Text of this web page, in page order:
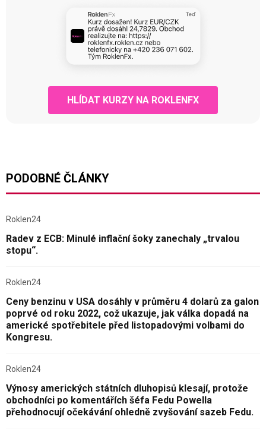
HLÍDAT KURZY NA ROKLENFX
PODOBNÉ ČLÁNKY
Roklen24
Radev z ECB: Minulé inflační šoky zanechaly „trvalou
stopu“.
Roklen24
Ceny benzinu v USA dosáhly v průměru 4 dolarů za galon
poprvé od roku 2022, což ukazuje, jak válka dopadá na
americké spotřebitele před listopadovými volbami do
Kongresu.
Roklen24
Výnosy amerických státních dluhopisů klesají, protože
obchodníci po komentářích šéfa Fedu Powella
přehodnocují očekávání ohledně zvyšování sazeb Fedu.